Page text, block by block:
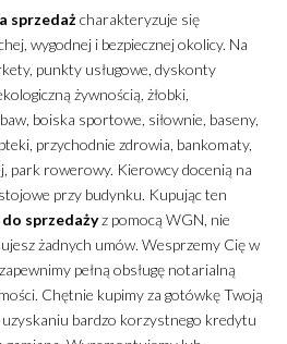
sprzedażcharakteryzuje się
wygodnej i bezpiecznej okolicy. Na
punkty usługowe, dyskonty
żywnością, żłobki,
boiska sportowe, siłownie, baseny,
przychodnie zdrowia, bankomaty,
park rowerowy. Kierowcy docenią na
przy budynku. Kupując ten
do sprzedażyz pomocą WGN, nie
żadnych umów. Wesprzemy Cię w
pełną obsługę notarialną
Chętnie kupimy za gotówkę Twoją
bardzo korzystnego kredytu